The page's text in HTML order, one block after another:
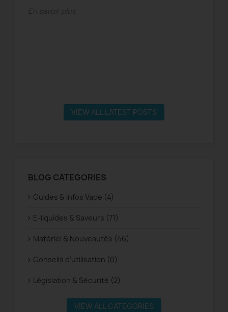
VIEW ALL LATEST POSTS
BLOG CATEGORIES
Guides & Infos Vape (4)
E-liquides & Saveurs (71)
Matériel & Nouveautés (46)
Conseils d’utilisation (0)
Législation & Sécurité (2)
VIEW ALL CATEGORIES